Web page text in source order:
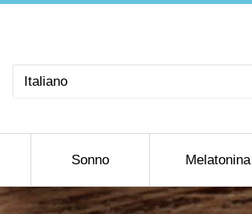
Scegli
Sonno Melatonina